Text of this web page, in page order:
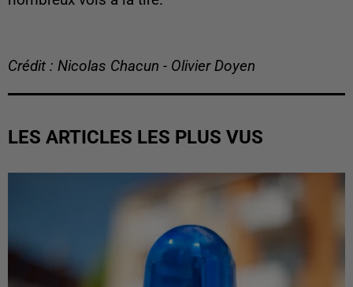
Crédit : Nicolas Chacun - Olivier Doyen
LES ARTICLES LES PLUS VUS